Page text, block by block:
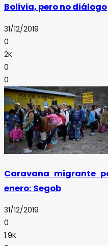
Bolivia, pero no diálogo
31/12/2019
0
2K
0
0
Caravana migrante
enero: Segob
31/12/2019
0
1.9K